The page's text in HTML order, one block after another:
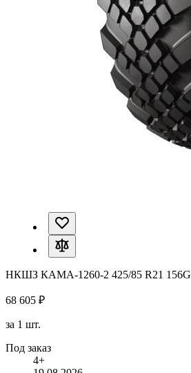
НКШЗ КАМА-1260-2 425/85 R21 156G
68 605 ₽
за 1 шт.
Под заказ
4+